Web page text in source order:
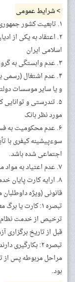
> شرایط عمومی
۱. تابعیت کشور جمهوری اسلامی ایران و تعهد به نظام و قانون اساسی
۲. اعتقاد به یکی از
اسلامی ایران
۳. عدم وابستگی به گروههای محارب و معاند جمهوری اسلامی ایران
۴. عدم اشتغال (رسمی
و یا سایر موسسات
۵. تندرستی و
مورد نظر بانک
۶. عدم محکومیت به
سوءپیشینه کیفری با
اجتماعی شده باشد.
۷. عدم اعتیاد به مواد مخدر و روانگردان‌ها
۸. ارایه کارت پایان
قانونی (ویژه داوطلبان
تبصره ۱: کارت
ترخیص از خدمت نظام
قبل از تاریخ برگزاری آزمون
تبصره ۲:
مراحل مربوطه پس از
بود.